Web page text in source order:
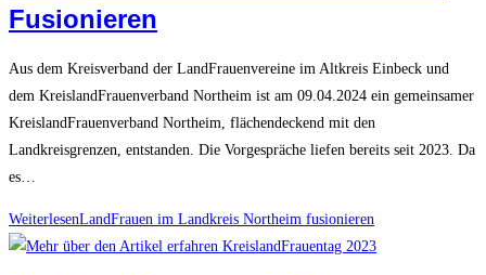
Fusionieren
Aus dem Kreisverband der LandFrauenvereine im Altkreis Einbeck und
dem KreislandFrauenverband Northeim ist am 09.04.2024 ein gemeinsamer
KreislandFrauenverband Northeim, flächendeckend mit den
Landkreisgrenzen, entstanden. Die Vorgespräche liefen bereits seit 2023. Da
es…
WeiterlesenLandFrauen im Landkreis Northeim fusionieren